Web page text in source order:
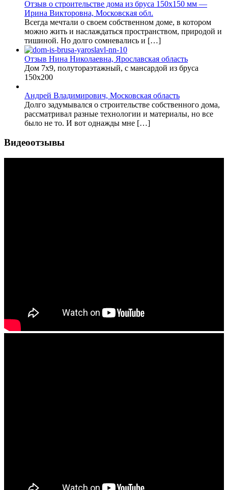
Отзыв о строительстве дома из бруса 150х150 мм —
Ирина Викторовна, Московская обл.
Всегда мечтали о своем собственном доме, в котором
можно жить и наслаждаться пространством, природой и
тишиной. Но долго сомневались и […]
Отзыв Нина Николаевна, Ярославская область
Дом 7х9, полутораэтажный, с мансардой из бруса
150х200
Андрей Владимирович, Московская область
Долго задумывался о строительстве собственного дома,
рассматривал разные технологии и материалы, но все
было не то. И вот однажды мне […]
Видеоотзывы